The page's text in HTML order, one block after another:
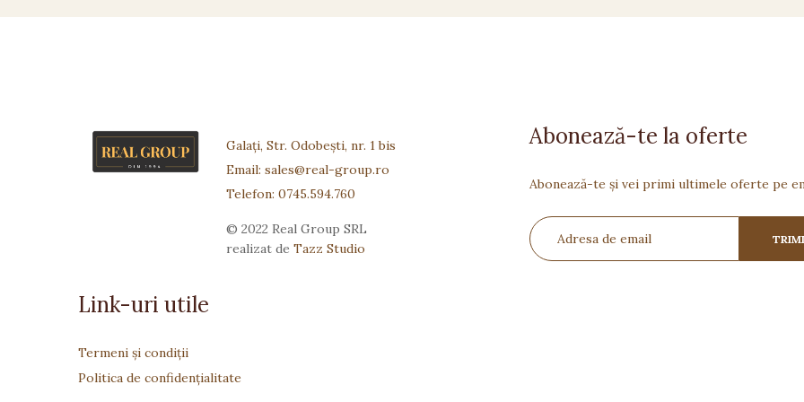
Galați, Str. Odobești, nr. 1 bis
Email: sales@real-group.ro
Telefon: 0745.594.760
© 2022 Real Group SRL
realizat de Tazz Studio
Abonează-te la oferte
Abonează-te și vei primi ultimele oferte pe
Link-uri utile
Termeni și condiții
Politica de confidențialitate